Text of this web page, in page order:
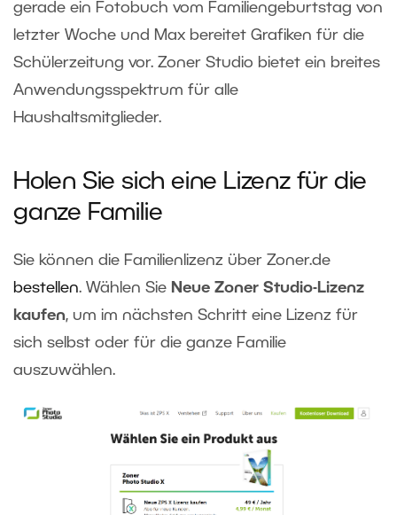
gerade ein Fotobuch vom Familiengeburtstag von
letzter Woche und Max bereitet Grafiken für die
Schülerzeitung vor. Zoner Studio bietet ein breites
Anwendungsspektrum für alle
Haushaltsmitglieder.
Holen Sie sich eine Lizenz für die
ganze Familie
Sie können die Familienlizenz über Zoner.de
bestellen. Wählen Sie Neue Zoner Studio-Lizenz
kaufen, um im nächsten Schritt eine Lizenz für
sich selbst oder für die ganze Familie
auszuwählen.